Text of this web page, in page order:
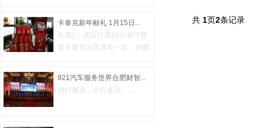
卡泰克新年献礼 1月15日...
礼遇1：进店只需10元就可尊
享卡泰克闪亮洗车一次，并赠
921汽车服务世界合肥财智...
独行者速，众行者远。...
共 1页2条记录